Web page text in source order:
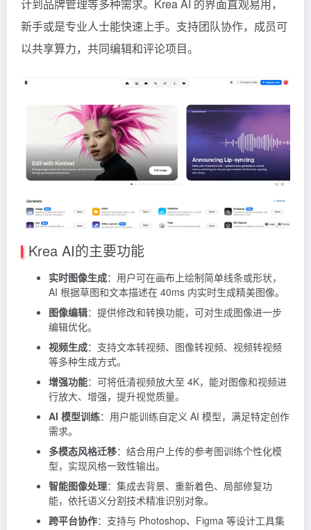
计到品牌管理等多种需求。Krea AI 的界面直观易用，
新手或是专业人士能快速上手。支持团队协作，成员可
以共享算力，共同编辑和评论项目。
Krea AI的主要功能
实时图像生成：用户可在画布上绘制简单线条或形状，
AI 根据草图和文本描述在 40ms 内实时生成精美图像。
图像编辑：提供修改和转换功能，可对生成图像进一步
编辑优化。
视频生成：支持文本转视频、图像转视频、视频转视频
等多种生成方式。
增强功能：可将低清视频放大至 4K，能对图像和视频进
行放大、增强，提升视觉质量。
AI 模型训练：用户能训练自定义 AI 模型，满足特定创作
需求。
多模态风格迁移：结合用户上传的参考图训练个性化模
型，实现风格一致性输出。
智能图像处理：集成去背景、重新着色、局部修复功
能，依托语义分割技术精准识别对象。
跨平台协作：支持与 Photoshop、Figma 等设计工具集